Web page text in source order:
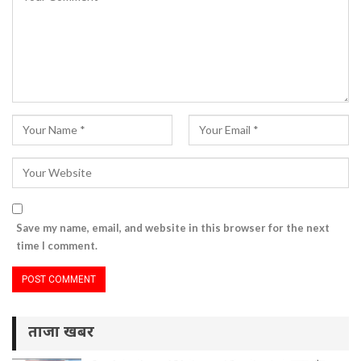
Save my name, email, and website in this browser for the next
time I comment.
ताजा खबर